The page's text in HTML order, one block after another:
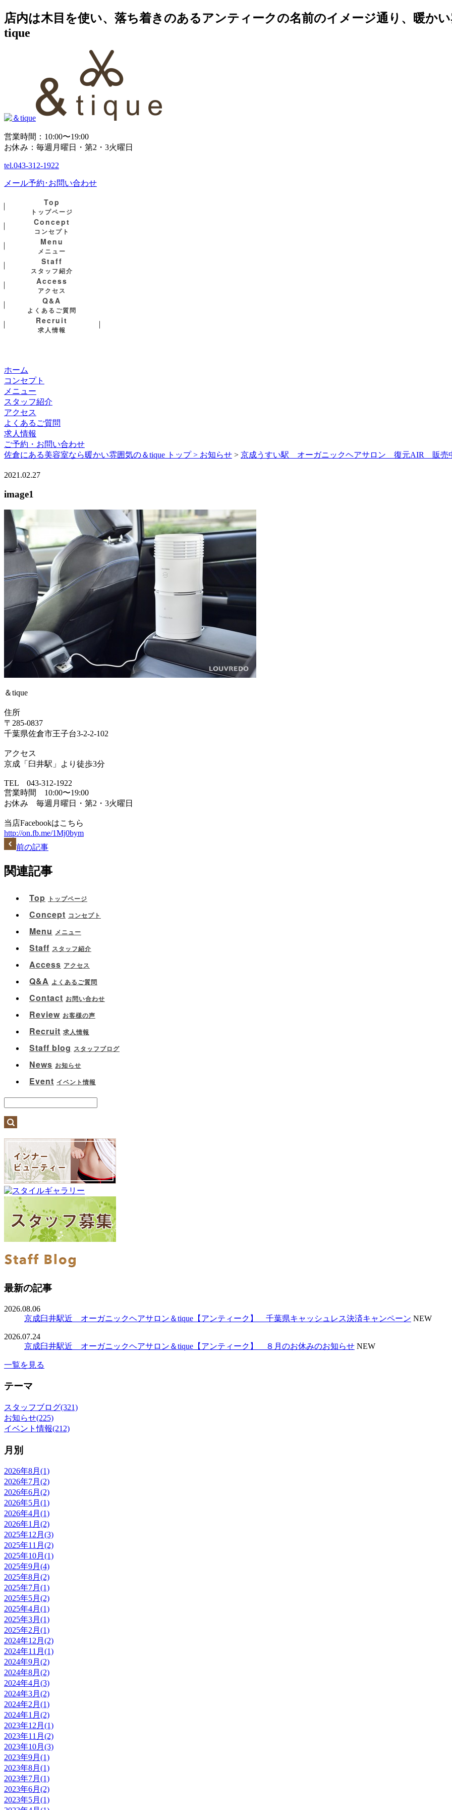
店内は木目を使い、落ち着きのあるアンティークの名前のイメージ通り、暖か
tique
営業時間：10:00〜19:00
お休み：毎週月曜日・第2・3火曜日
tel.043-312-1922
メール予約･お問い合わせ
Top
トップページ
Concept
コンセプト
Menu
メニュー
Staff
スタッフ紹介
Access
アクセス
Q&A
よくあるご質問
Recruit
求人情報
ホーム
コンセプト
メニュー
スタッフ紹介
アクセス
よくあるご質問
求人情報
ご予約・お問い合わせ
佐倉にある美容室なら暖かい雰囲気の＆tique トップ > お知らせ > 京成うすい駅 オーガニックヘアサロン 復元AIR 販売
2021.02.27
image1
＆tique
住所
〒285-0837
千葉県佐倉市王子台3-2-2-102
アクセス
京成「臼井駅」より徒歩3分
TEL 043-312-1922
営業時間 10:00〜19:00
お休み 毎週月曜日・第2・3火曜日
当店Facebookはこちら
http://on.fb.me/1Mj0bym
前の記事
関連記事
Top トップページ
Concept コンセプト
Menu メニュー
Staff スタッフ紹介
Access アクセス
Q&A よくあるご質問
Contact お問い合わせ
Review お客様の声
Recruit 求人情報
Staff blog スタッフブログ
News お知らせ
Event イベント情報
最新の記事
2026.08.06
京成臼井駅近 オーガニックヘアサロン＆tique【アンティーク】 千葉県キャッシュレス決済キャンペーン NEW
2026.07.24
京成臼井駅近 オーガニックヘアサロン＆tique【アンティーク】 ８月のお休みのお知らせ NEW
一覧を見る
テーマ
スタッフブログ(321)
お知らせ(225)
イベント情報(212)
月別
2026年8月(1)
2026年7月(2)
2026年6月(2)
2026年5月(1)
2026年4月(1)
2026年1月(2)
2025年12月(3)
2025年11月(2)
2025年10月(1)
2025年9月(4)
2025年8月(2)
2025年7月(1)
2025年5月(2)
2025年4月(1)
2025年3月(1)
2025年2月(1)
2024年12月(2)
2024年11月(1)
2024年9月(2)
2024年8月(2)
2024年4月(3)
2024年3月(2)
2024年2月(1)
2024年1月(2)
2023年12月(1)
2023年11月(2)
2023年10月(3)
2023年9月(1)
2023年8月(1)
2023年7月(1)
2023年6月(2)
2023年5月(1)